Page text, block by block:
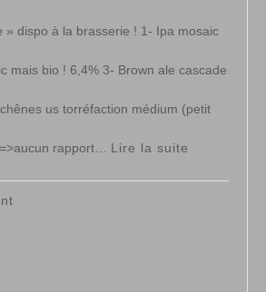
» dispo à la brasserie ! 1- Ipa mosaic
mais bio ! 6,4% 3- Brown ale cascade
us torréfaction médium (petit
rapport… Lire la suite
Pack